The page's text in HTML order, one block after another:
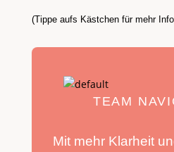
(Tippe aufs Kästchen für mehr
TEAM
Mit mehr Klarheit